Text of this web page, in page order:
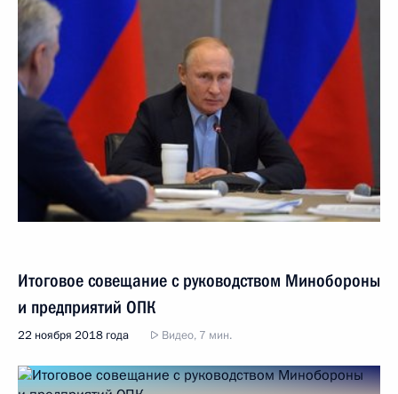
Итоговое совещание с руководством Минобороны
и предприятий ОПК
22 ноября 2018 года Видео, 7 мин.